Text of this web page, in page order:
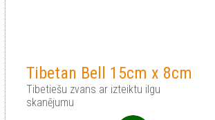
Tibetan Bell 15cm x 8cm
Tibetiešu zvans ar izteiktu ilgu
skanējumu